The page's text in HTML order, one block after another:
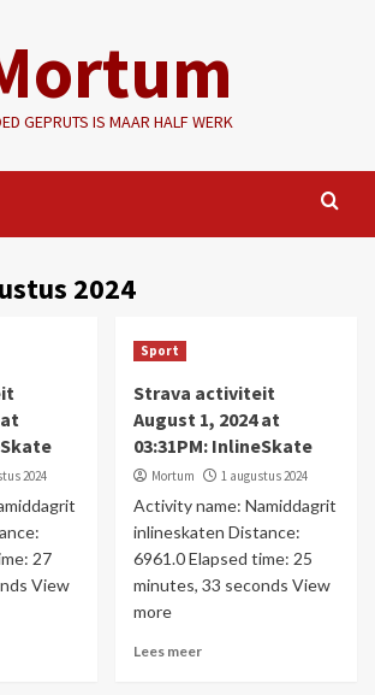
GEPRUTS IS MAAR HALF WERK
2024
2024
27
View
Sport
Strava activiteit
August 1, 2024 at
03:31PM: InlineSkate
Mortum 1 augustus 2024
Activity name: Namiddagrit
inlineskaten Distance:
6961.0 Elapsed time: 25
minutes, 33 seconds View
more
Lees meer